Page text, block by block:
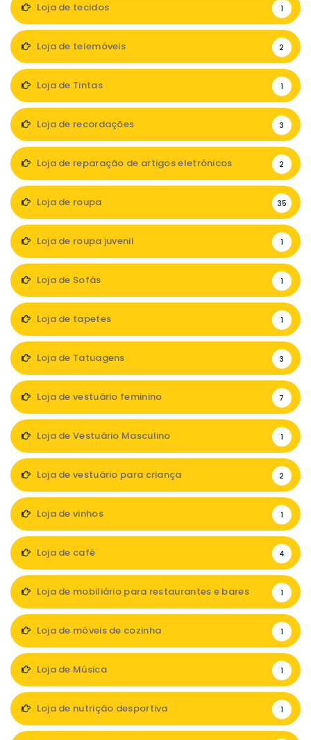
Loja de tecidos 1
Loja de telemóveis 2
Loja de Tintas 1
Loja de recordações 3
Loja de reparação de artigos eletrónicos 2
Loja de roupa 35
Loja de roupa juvenil 1
Loja de Sofás 1
Loja de tapetes 1
Loja de Tatuagens 3
Loja de vestuário feminino 7
Loja de Vestuário Masculino 1
Loja de vestuário para criança 2
Loja de vinhos 1
Loja de café 4
Loja de mobiliário para restaurantes e bares 1
Loja de móveis de cozinha 1
Loja de Música 1
Loja de nutrição desportiva 1